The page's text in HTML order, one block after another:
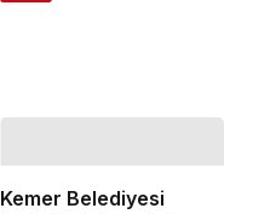
Kemer Belediyesi